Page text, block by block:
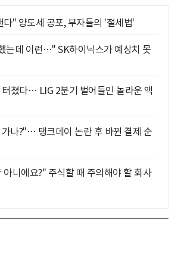
다" 양도세 공포, 부자들의 '절세법'
는데 이런…" SK하이닉스가 예상치 못
졌다… LIG 2분기 벌어들인 놀라운 액
나?"… 탱크데이 논란 후 바뀐 결제 순
아니에요?" 주식할 때 주의해야 할 회사